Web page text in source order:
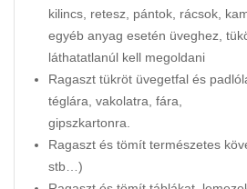
kilincs, retesz, pántok, rácsok,
egyéb anyag esetén üveghez,
láthatatlanúl kell megoldani
Ragaszt tükröt üvegetfal és
téglára, vakolatra, fára,
gipszkartonra.
Ragaszt és tömít természetes
stb…)